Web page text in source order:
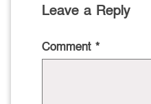
Leave a Reply
Comment *